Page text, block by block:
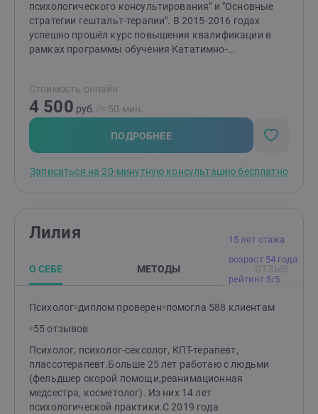
психологического консультирования" и "Основные
стратегии гештальт-терапии". В 2015-2016 годах
успешно прошёл курс повышения квалификации в
рамках программы обучения Кататимно-
по программе "Психотерапия и медицинская
психология" в ФГБОУ ДПО "Российская медицинская
академия непрерывного образования" Министерства
здравоохранения Российской Федерации. В 2022 году
закончил обучение в Институте практической
2023 году прошел повышение квалификации по
"Основные методы психологического сопровождения
2024 году закончил обучение по программе: " Работа
со схемами и режимами в Схема-терапии" . Буду рад,
Стоимость онлайн
4 500 руб. /≈ 50 мин.
ПОДРОБНЕЕ
Записаться на 20-минутную консультацию бесплатно
15 лет стажа
возраст 54 года
рейтинг 5/5
Лилия
О СЕБЕ МЕТОДЫ
Психолог диплом проверен помогла 588 клиентам
55 отзывов
Психолог, психолог-сексолог, КПТ-терапевт,
плассотерапевт.Больше 25 лет работаю с людьми
(фельдшер скорой помощи,реанимационная
медсестра, косметолог). Из них 14 лет
психологической практики.С 2019 года